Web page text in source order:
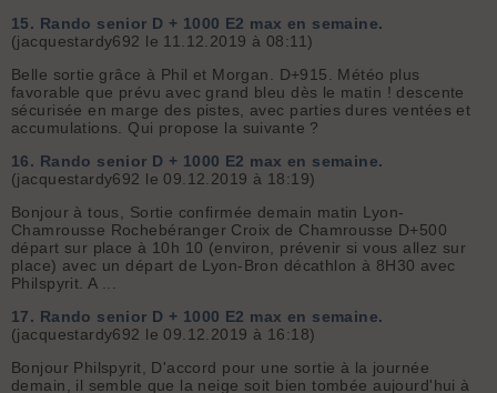
15. Rando senior D + 1000 E2 max en semaine.
(jacquestardy692 le 11.12.2019 à 08:11)
Belle sortie grâce à Phil et Morgan. D+915. Météo plus
favorable que prévu avec grand bleu dès le matin ! descente
sécurisée en marge des pistes, avec parties dures ventées et
accumulations. Qui propose la suivante ?
16. Rando senior D + 1000 E2 max en semaine.
(jacquestardy692 le 09.12.2019 à 18:19)
Bonjour à tous, Sortie confirmée demain matin Lyon-
Chamrousse Rochebéranger Croix de Chamrousse D+500
départ sur place à 10h 10 (environ, prévenir si vous allez sur
place) avec un départ de Lyon-Bron décathlon à 8H30 avec
Philspyrit. A ...
17. Rando senior D + 1000 E2 max en semaine.
(jacquestardy692 le 09.12.2019 à 16:18)
Bonjour Philspyrit, D'accord pour une sortie à la journée
demain, il semble que la neige soit bien tombée aujourd'hui à